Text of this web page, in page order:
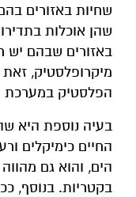
שחיות באזורים
שהן אוכלות
באזורים שבהם יש
מיקרופלסטיק,
הפלסטיק במערכת
בעיה נוספת היא
החיים כימיקלים
הים, והוא גם
בקטריות. בנוסף,